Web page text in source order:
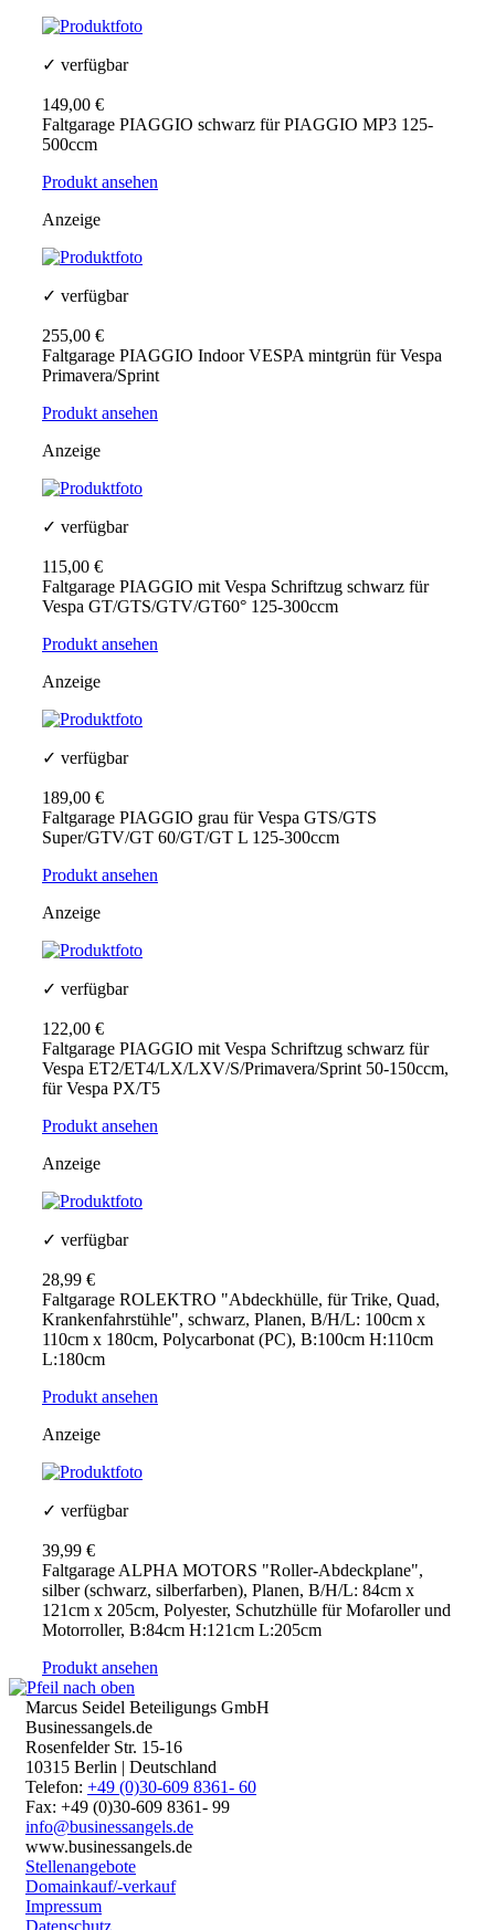
✓ verfügbar
149,00 €
Faltgarage PIAGGIO schwarz für PIAGGIO MP3 125-
500ccm
Produkt ansehen
Anzeige
✓ verfügbar
255,00 €
Faltgarage PIAGGIO Indoor VESPA mintgrün für Vespa
Primavera/Sprint
Produkt ansehen
Anzeige
✓ verfügbar
115,00 €
Faltgarage PIAGGIO mit Vespa Schriftzug schwarz für
Vespa GT/GTS/GTV/GT60° 125-300ccm
Produkt ansehen
Anzeige
✓ verfügbar
189,00 €
Faltgarage PIAGGIO grau für Vespa GTS/GTS
Super/GTV/GT 60/GT/GT L 125-300ccm
Produkt ansehen
Anzeige
✓ verfügbar
122,00 €
Faltgarage PIAGGIO mit Vespa Schriftzug schwarz für
Vespa ET2/ET4/LX/LXV/S/Primavera/Sprint 50-150ccm,
für Vespa PX/T5
Produkt ansehen
Anzeige
✓ verfügbar
28,99 €
Faltgarage ROLEKTRO "Abdeckhülle, für Trike, Quad,
Krankenfahrstühle", schwarz, Planen, B/H/L: 100cm x
110cm x 180cm, Polycarbonat (PC), B:100cm H:110cm
L:180cm
Produkt ansehen
Anzeige
✓ verfügbar
39,99 €
Faltgarage ALPHA MOTORS "Roller-Abdeckplane",
silber (schwarz, silberfarben), Planen, B/H/L: 84cm x
121cm x 205cm, Polyester, Schutzhülle für Mofaroller und
Motorroller, B:84cm H:121cm L:205cm
Produkt ansehen
Marcus Seidel Beteiligungs GmbH
Businessangels.de
Rosenfelder Str. 15-16
10315 Berlin | Deutschland
Telefon: +49 (0)30-609 8361- 60
Fax: +49 (0)30-609 8361- 99
info@businessangels.de
www.businessangels.de
Stellenangebote
Domainkauf/-verkauf
Impressum